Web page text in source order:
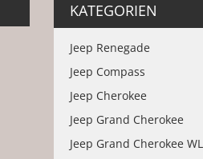
KATEGORIEN
Jeep Renegade
Jeep Compass
Jeep Cherokee
Jeep Grand Cherokee
Jeep Grand Cherokee